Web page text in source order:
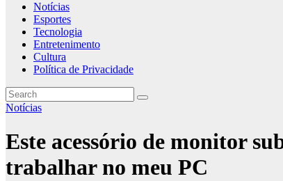
Notícias
Esportes
Tecnologia
Entretenimento
Cultura
Política de Privacidade
Notícias
Este acessório de monitor
trabalhar no meu PC